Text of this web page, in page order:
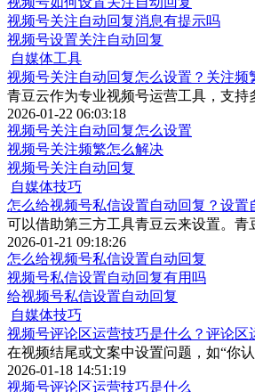
视频号关注自动回复消息有提示吗
视频号设置关注自动回复
自媒体工具
视频号关注自动回复怎么设置？关注频
青豆云作为专业视频号运营工具，支持
2026-01-22 06:03:18
视频号关注自动回复怎么设置
视频号关注频繁怎么解决
视频号关注自动回复
自媒体技巧
怎么给视频号私信设置自动回复？设置
可以借助第三方工具青豆云来设置。青
2026-01-21 09:18:26
怎么给视频号私信设置自动回复
视频号私信设置自动回复有用吗
给视频号私信设置自动回复
自媒体技巧
视频号评论区运营技巧是什么？评论区
在视频结尾或文案中设置问题，如“你
2026-01-18 14:51:19
视频号评论区运营技巧是什么